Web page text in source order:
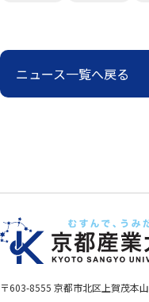
ニュース一覧へ戻る
〒603-8555 京都市北区上賀茂本山